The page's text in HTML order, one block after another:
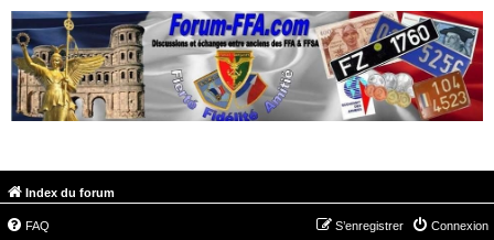
Index du forum
FAQ Connexion
S’enregistrer